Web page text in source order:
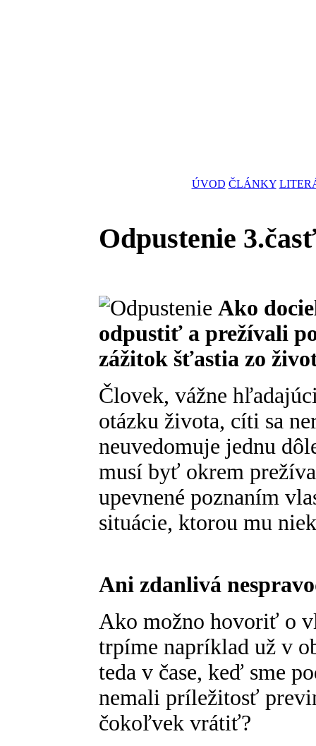
ÚVOD ČLÁNKY
Odpustenie
Ako
odpustiť a prežívali
zážitok šťastia zo
Človek, vážne
otázku života, cíti sa
neuvedomuje jednu
musí byť okrem
upevnené poznaním
situácie, ktorou mu
Ani zdanlivá
Ako možno hovoriť o
trpíme napríklad už v
teda v čase, keď sme
nemali príležitosť
čokoľvek vrátiť?